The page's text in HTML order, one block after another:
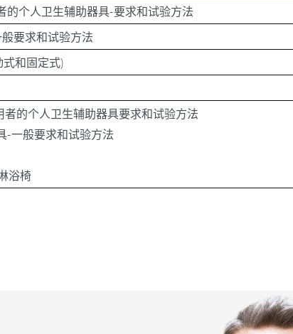
的个人卫生辅助器具-要求和试验方法
要求和试验方法
式和固定式)
者的个人卫生辅助器具要求和试验方法
-一般要求和试验方法
浴椅